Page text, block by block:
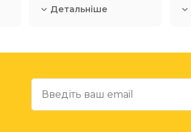
Детальніше